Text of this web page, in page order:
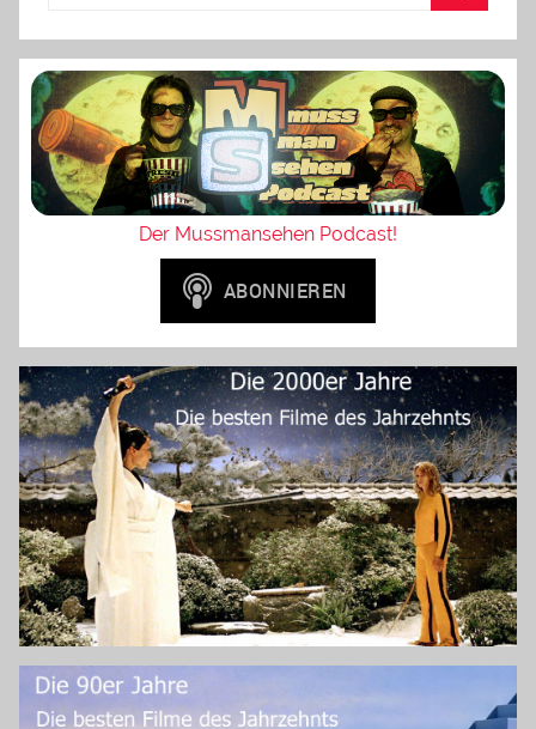
Der Mussmansehen Podcast!